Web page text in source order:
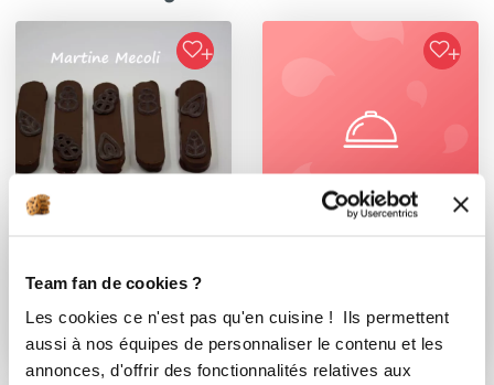
Team fan de cookies ?
Les cookies ce n'est pas qu'en cuisine ! Ils permettent
aussi à nos équipes de personnaliser le contenu et les
annonces, d'offrir des fonctionnalités relatives aux
Barres chocolat
caramel façon Twix
Mousse pralinée
légère